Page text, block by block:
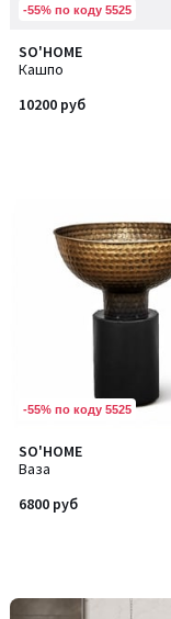
-55% по коду 5525
SO'HOME
Кашпо
10200 руб
-55% по коду 5525
SO'HOME
Ваза
6800 руб